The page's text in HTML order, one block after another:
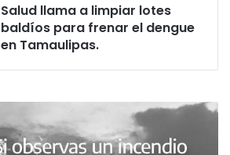
Salud llama a limpiar lotes
baldíos para frenar el dengue
en Tamaulipas.